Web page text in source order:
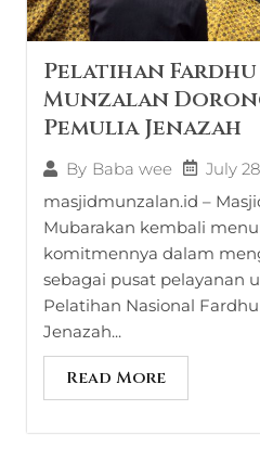
Pelatihan Fardhu
Munzalan
Pemulia Jenazah
By Baba wee July
masjidmunzalan.id –
Mubarakan kembali
komitmennya dalam
sebagai pusat pelayanan
Pelatihan Nasional
Jenazah...
Read More